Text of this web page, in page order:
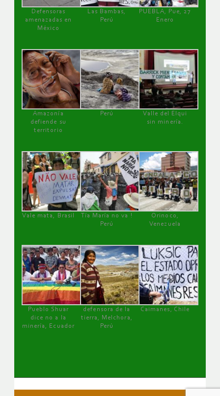
Defensoras
amenazadas en
México
Las Bambas,
Perú
PUEBLA, Pue, 27
Enero
Amazonía
defiende su
territorio
Perú
Valle del Elqui
sin minería.
Vale mata, Brasil
Tía María no va !
Perú
Orinoco,
Venezuela
Pueblo Shuar
dice no a la
minería, Ecuador
defensora de la
tierra, Melchora,
Perú
Caimanes, Chile